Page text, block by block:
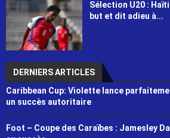
Sélection U20 :
but et dit adieu à...
DERNIERS ARTICLES
Caribbean Cup: Violette lance
un succès autoritaire
Foot – Coupe des Caraïbes : Jamesley